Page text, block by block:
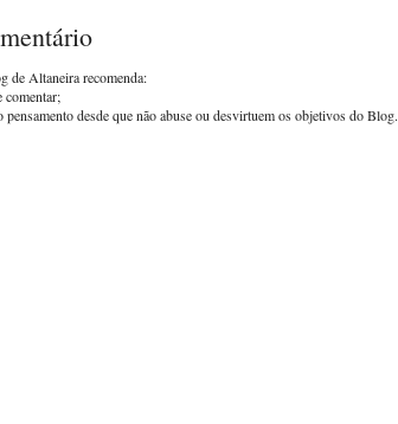
de Altaneira recomenda:
comentar;
pensamento desde que não abuse ou desvirtuem os objetivos do Blog.